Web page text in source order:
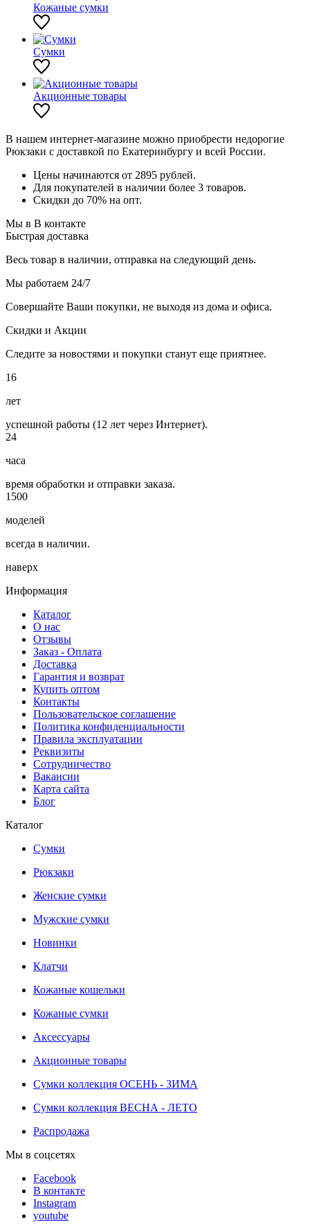
Кожаные сумки
Сумки
Акционные товары
В нашем интернет-магазине можно приобрести недорогие
Рюкзаки с доставкой по Екатеринбургу и всей России.
Цены начинаются от 2895 рублей.
Для покупателей в наличии более 3 товаров.
Скидки до 70% на опт.
Мы в В контакте
Быстрая доставка
Весь товар в наличии, отправка на следующий день.
Мы работаем 24/7
Совершайте Ваши покупки, не выходя из дома и офиса.
Скидки и Акции
Следите за новостями и покупки станут еще приятнее.
16
лет
успешной работы (12 лет через Интернет).
24
часа
время обработки и отправки заказа.
1500
моделей
всегда в наличии.
наверх
Информация
Каталог
О нас
Отзывы
Заказ - Оплата
Доставка
Гарантия и возврат
Купить оптом
Контакты
Пользовательское соглашение
Политика конфиденциальности
Правила эксплуатации
Реквизиты
Сотрудничество
Вакансии
Карта сайта
Блог
Каталог
Сумки
Рюкзаки
Женские сумки
Мужские сумки
Новинки
Клатчи
Кожаные кошельки
Кожаные сумки
Аксессуары
Акционные товары
Сумки коллекция ОСЕНЬ - ЗИМА
Сумки коллекция ВЕСНА - ЛЕТО
Распродажа
Мы в соцсетях
Facebook
В контакте
Instagram
youtube